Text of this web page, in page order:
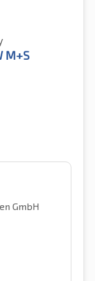
M+S
GmbH